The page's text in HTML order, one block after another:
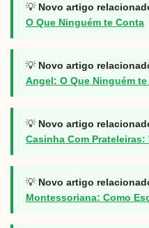
💡 Novo artigo
O Que Ninguém te Conta
💡 Novo artigo
Angel: O Que Ninguém
💡 Novo artigo
Casinha Com
💡 Novo artigo
Montessoriana: Como